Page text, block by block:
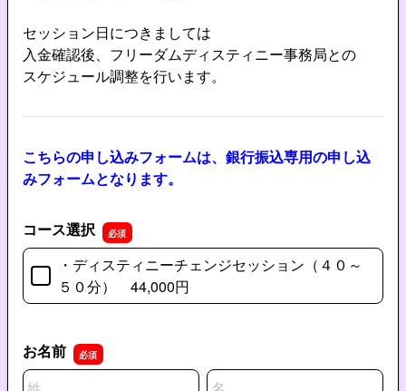
セッション日につきましては
入金確認後、フリーダムディスティニー事務局との
スケジュール調整を行います。
こちらの申し込みフォームは、銀行振込専用の申し込
みフォームとなります。
コース選択
・ディスティニーチェンジセッション（４０～
５０分） 44,000円
お名前
名前の姓
名前の名